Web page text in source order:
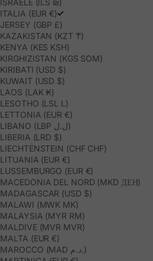
ISRAELE (ILS ₪)
ITALIA (EUR €)
JERSEY (GBP £)
KAZAKISTAN (KZT ₸)
KENYA (KES KSH)
KIRGHIZISTAN (KGS SOM)
KIRIBATI (USD $)
KUWAIT (USD $)
LAOS (LAK ₭)
LESOTHO (LSL L)
LETTONIA (EUR €)
LIBANO (LBP ل.ل)
LIBERIA (LRD $)
LIECHTENSTEIN (CHF CHF)
LITUANIA (EUR €)
LUSSEMBURGO (EUR €)
MACEDONIA DEL NORD (MKD ДЕН)
MADAGASCAR (USD $)
MALAWI (MWK MK)
MALAYSIA (MYR RM)
MALDIVE (MVR MVR)
MALTA (EUR €)
MAROCCO (MAD د.م.)